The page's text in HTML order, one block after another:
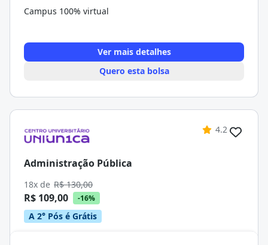
Campus 100% virtual
Ver mais detalhes
Quero esta bolsa
4.2
Administração Pública
18x de R$ 130,00
R$ 109,00 -16%
A 2° Pós é Grátis